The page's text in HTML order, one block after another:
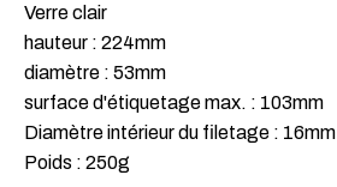
Verre clair
hauteur : 224mm
diamètre : 53mm
surface d'étiquetage max. : 103mm
Diamètre intérieur du filetage : 16mm
Poids : 250g